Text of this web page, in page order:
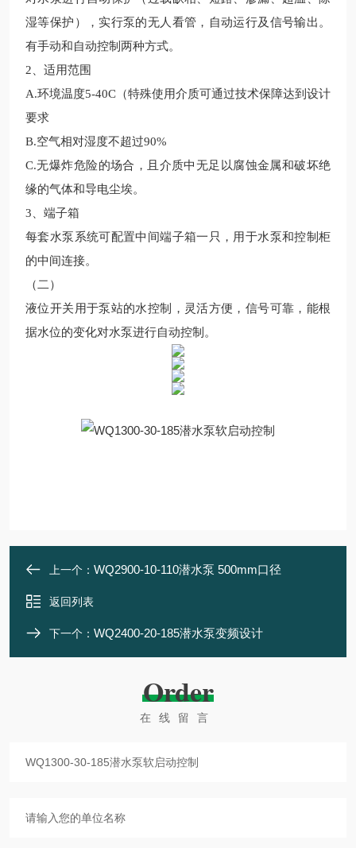
湿等保护），实行泵的无人看管，自动运行及信号输出。
有手动和自动控制两种方式。
2、适用范围
A.环境温度5-40C（特殊使用介质可通过技术保障达到设计
要求
B.空气相对湿度不超过90%
C.无爆炸危险的场合，且介质中无足以腐蚀金属和破坏绝
缘的气体和导电尘埃。
3、端子箱
每套水泵系统可配置中间端子箱一只，用于水泵和控制柜
的中间连接。
（二）
液位开关用于泵站的水控制，灵活方便，信号可靠，能根
据水位的变化对水泵进行自动控制。
上一个： WQ2900-10-110潜水泵 500mm口径
返回列表
下一个： WQ2400-20-185潜水泵变频设计
Order
在线留言